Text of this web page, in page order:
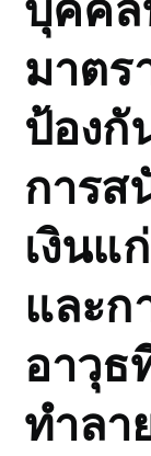
มาตร
ป้องกั
การส
เงินแ
และก
อาวุธ
ทำลา